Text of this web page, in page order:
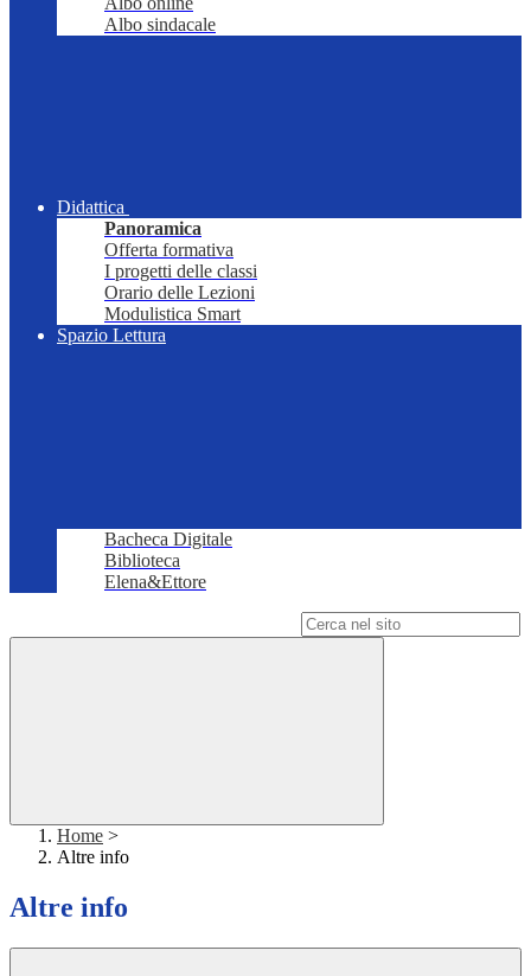
Albo sindacale
Didattica
Panoramica
Offerta formativa
I progetti delle classi
Orario delle Lezioni
Modulistica Smart
Spazio Lettura
Bacheca Digitale
Biblioteca
Elena&Ettore
Home >
Altre info
Altre info